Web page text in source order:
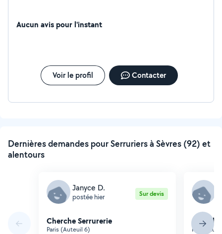
Aucun avis pour l'instant
Voir le profil Contacter
Dernières demandes pour Serruriers à Sèvres (92) et
alentours
Janyce D.
postée hier Sur devis
Cherche Serrurerie
Paris (Auteuil 6)
Paris